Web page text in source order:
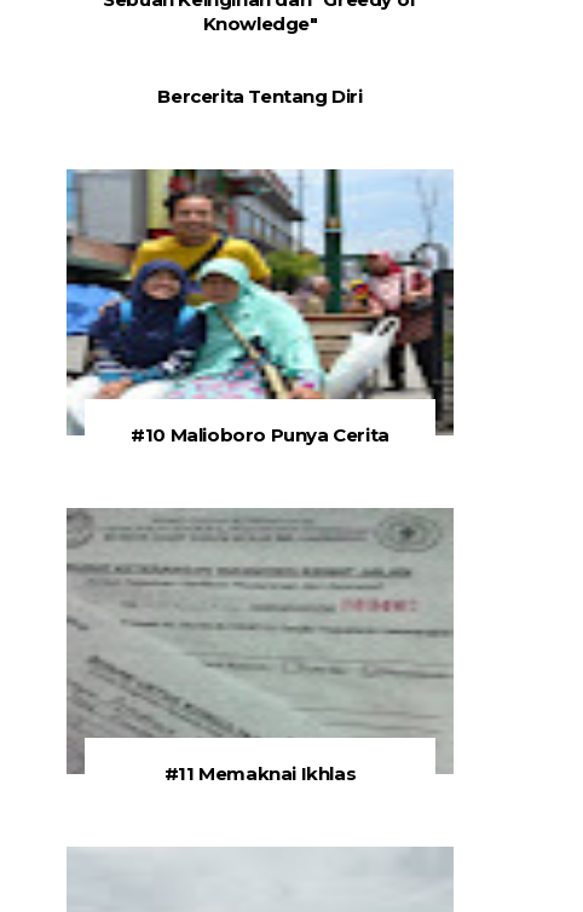
Knowledge"
Bercerita Tentang Diri
#10 Malioboro Punya Cerita
#11 Memaknai Ikhlas